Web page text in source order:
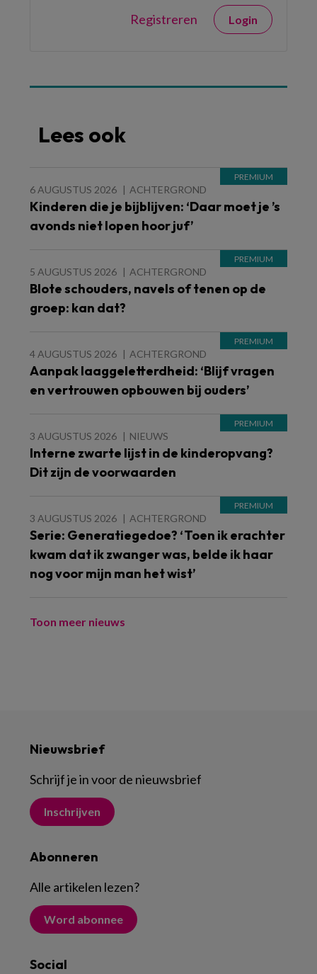
Registreren Login
Lees ook
6 AUGUSTUS 2026 ACHTERGROND
Kinderen die je bijblijven: ‘Daar moet je ’s
avonds niet lopen hoor juf’
5 AUGUSTUS 2026 ACHTERGROND
Blote schouders, navels of tenen op de
groep: kan dat?
4 AUGUSTUS 2026 ACHTERGROND
Aanpak laaggeletterdheid: ‘Blijf vragen
en vertrouwen opbouwen bij ouders’
3 AUGUSTUS 2026 NIEUWS
Interne zwarte lijst in de kinderopvang?
Dit zijn de voorwaarden
3 AUGUSTUS 2026 ACHTERGROND
Serie: Generatiegedoe? ‘Toen ik erachter
kwam dat ik zwanger was, belde ik haar
nog voor mijn man het wist’
Toon meer nieuws
Nieuwsbrief
Schrijf je in voor de nieuwsbrief
Inschrijven
Abonneren
Alle artikelen lezen?
Word abonnee
Social